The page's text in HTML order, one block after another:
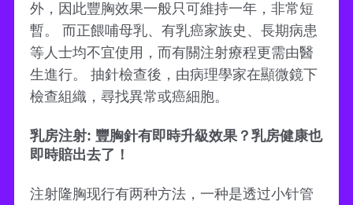
外，因此豐胸效果一般只可維持一年，非常短
暫。 而正餵哺母乳、有乳癌家族史、長期病患
等人士均不宜使用，而有關注射療程更需由醫
生進行。 抽針檢查後，由病理學家在顯微鏡下
檢查組織，尋找異常或癌細胞。
乳房注射: 豐胸針有即時升級效果？乳房健康也
即時賠出去了！
注射隆胸现行有两种方法，一种是透过小针管